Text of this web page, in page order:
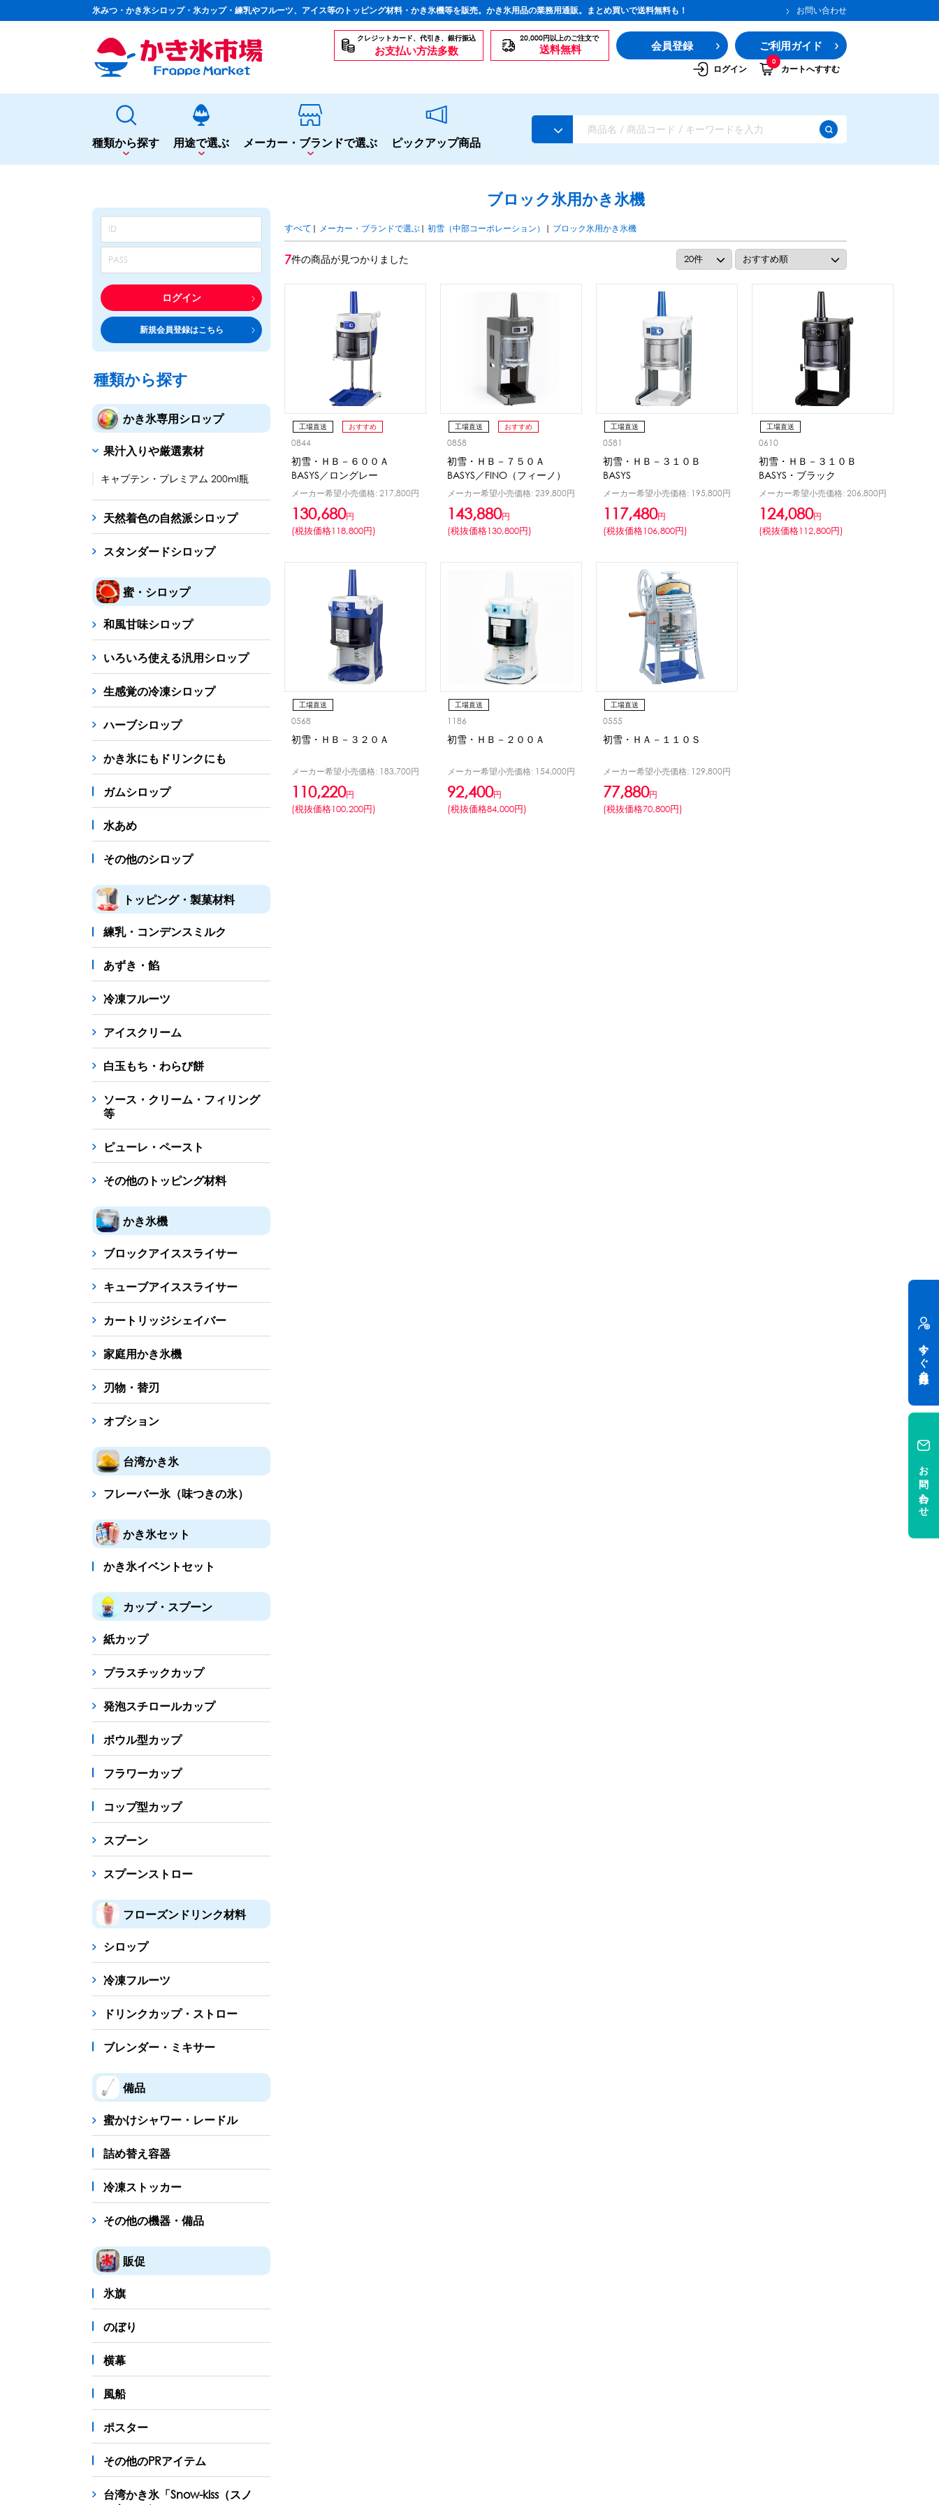
氷みつ・かき氷シロップ・氷カップ・練乳やフルーツ、アイス等のトッピング材料・かき氷機等を販売。かき氷用品の業務用通販。まとめ買いで送料無料も！ お問い合わせ
クレジットカード、代引き、銀行振込
お支払い方法多数
20,000円以上のご注文で
送料無料 会員登録 ご利用ガイド
ログイン
0
カートへすすむ
種類から探す
かき氷専用シロップ
果汁入りや厳選素材 天然着色の自然派シロップ スタンダードシロップ
蜜・シロップ
和風甘味シロップ いろいろ使える汎用シロップ 生感覚の冷凍シロップ ハーブシロップ かき氷にもドリンクにも ガムシロップ 水あめ その他のシロップ
トッピング・製菓材料
練乳・コンデンスミルク あずき・餡 アイスクリーム 白玉もち・わらび餅 ソース・クリーム・フィリング等
ブロックアイススライサー キューブアイススライサー カートリッジシェイバー 家庭用かき氷機 オプション
台湾かき氷
フレーバー氷（味つきの氷）
カップ・スプーン
紙カップ プラスチックカップ 発泡スチロールカップ スプーン スプーンストロー
フローズンドリンク材料
シロップ 冷凍フルーツ ドリンクカップ・ストロー ブレンダー・ミキサー
備品
蜜かけシャワー・レードル 冷凍ストッカー その他の機器・備品
販促
氷旗 のぼり 横幕
かき氷書籍
かき氷コレクション
用途で選ぶ
夏まつりや夜店に
シロップ トッピング
飲食店のサイドメニューに
シロップ トッピング テイクアウト
専門店の副材料に
シロップ トッピング 製菓材料
ドリンクメニューに
メーカー・ブランドで選ぶ
CLOSE
ピックアップ商品
ログイン
新規会員登録はこちら
種類から探す
かき氷専用シロップ
果汁入りや厳選素材
キャプテン・プレミアム 200ml瓶
天然着色の自然派シロップ
スタンダードシロップ
蜜・シロップ
和風甘味シロップ
いろいろ使える汎用シロップ
生感覚の冷凍シロップ
ハーブシロップ
かき氷にもドリンクにも
ガムシロップ
水あめ
その他のシロップ
トッピング・製菓材料
練乳・コンデンスミルク
あずき・餡
冷凍フルーツ
アイスクリーム
白玉もち・わらび餅
ソース・クリーム・フィリング
等
ピューレ・ペースト
その他のトッピング材料
かき氷機
ブロックアイススライサー
キューブアイススライサー
カートリッジシェイバー
家庭用かき氷機
刃物・替刃
オプション
台湾かき氷
フレーバー氷（味つきの氷）
かき氷セット
かき氷イベントセット
カップ・スプーン
紙カップ
プラスチックカップ
発泡スチロールカップ
ボウル型カップ
フラワーカップ
コップ型カップ
スプーン
スプーンストロー
フローズンドリンク材料
シロップ
冷凍フルーツ
ドリンクカップ・ストロー
ブレンダー・ミキサー
備品
蜜かけシャワー・レードル
詰め替え容器
冷凍ストッカー
その他の機器・備品
販促
氷旗
のぼり
横幕
風船
ポスター
その他のPRアイテム
台湾かき氷「Snow-kiss（スノ
ブロック氷用かき氷機
すべて | メーカー・ブランドで選ぶ| 初雪（中部コーポレーション） | ブロック氷用かき氷機
7件の商品が見つかりました
工場直送 おすすめ
0844
初雪・ＨＢ－６００Ａ
BASYS／ロングレー
メーカー希望小売価格: 217,800円
130,680円
(税抜価格118,800円)
工場直送 おすすめ
0858
初雪・ＨＢ－７５０Ａ
BASYS／FINO（フィーノ）
メーカー希望小売価格: 239,800円
143,880円
(税抜価格130,800円)
工場直送
0581
初雪・ＨＢ－３１０Ｂ
BASYS
メーカー希望小売価格: 195,800円
117,480円
(税抜価格106,800円)
工場直送
0610
初雪・ＨＢ－３１０Ｂ
BASYS・ブラック
メーカー希望小売価格: 206,800円
124,080円
(税抜価格112,800円)
工場直送
0568
初雪・ＨＢ－３２０Ａ
メーカー希望小売価格: 183,700円
110,220円
(税抜価格100,200円)
工場直送
1186
初雪・ＨＢ－２００Ａ
メーカー希望小売価格: 154,000円
92,400円
(税抜価格84,000円)
工場直送
0555
初雪・ＨＡ－１１０Ｓ
メーカー希望小売価格: 129,800円
77,880円
(税抜価格70,800円)
今すぐ会員登録
お問い合わせ